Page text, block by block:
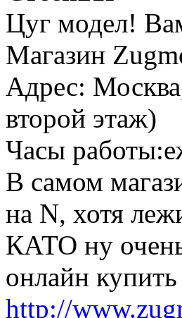
Цуг модел!
Магазин
Адрес:
второй этаж)
Часы
В самом
на N, хотя
КАТО ну
онлайн
http://